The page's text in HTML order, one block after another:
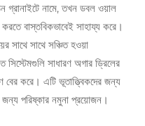
গ্রানাইটে নামে, তখন ডবল ওয়াল
বাস্তবিকভাবেই সাহায্য করে।
সাথে সাথে সঞ্চিত হওয়া
সাধারণ অগার ড্রিলের
করে। এটি ভূতাত্ত্বিকদের জন্য
জন্য পরিষ্কার নমুনা প্রয়োজন।